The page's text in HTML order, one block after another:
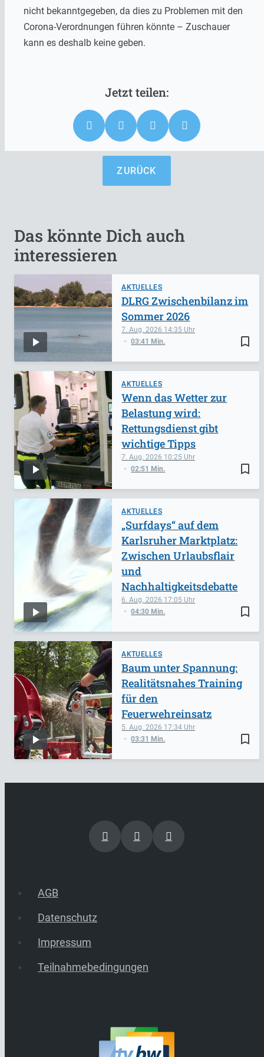
nicht bekanntgegeben, da dies zu Problemen mit den
Corona-Verordnungen führen könnte – Zuschauer
kann es deshalb keine geben.
ZURÜCK
Das könnte Dich auch
interessieren
AKTUELLES
bookmark_border
7. Aug. 2026 14:35
03:41 Min.
DLRG Zwischenbilanz im
Sommer 2026
AKTUELLES
bookmark_border
7. Aug. 2026 10:25
02:51 Min.
Wenn das Wetter zur
Belastung wird:
Rettungsdienst gibt
wichtige Tipps
AKTUELLES
bookmark_border
6. Aug. 2026 17:05
04:30 Min.
„Surfdays“ auf dem
Karlsruher Marktplatz:
Zwischen Urlaubsflair
und
Nachhaltigkeitsdebatte
AKTUELLES
bookmark_border
5. Aug. 2026 17:34
03:31 Min.
Baum unter Spannung:
Realitätsnahes Training
für den
Feuerwehreinsatz
AGB
Datenschutz
Impressum
Teilnahmebedingungen